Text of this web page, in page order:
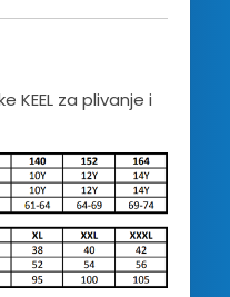
KEEL za plivanje i